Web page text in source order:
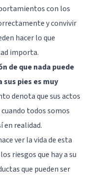
con los
y convivir
hacer lo que
importa.
de que nada puede
sus pies es muy
denota que sus actos
todos somos
en realidad.
ver la vida de esta
riesgos que hay a su
que pueden ser